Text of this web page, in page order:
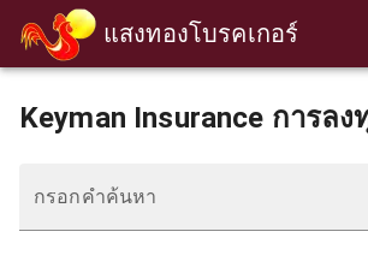
แสงทองโบรคเกอร์
Keyman Insurance การล
กรอกคำค้นหา